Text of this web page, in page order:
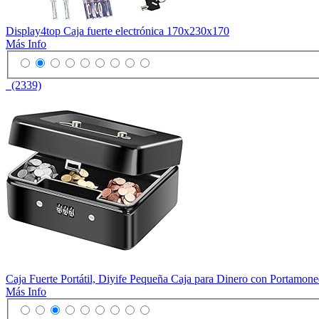
Display4top Caja fuerte electrónica 170x230x170
Más Info
(2339)
Caja Fuerte Portátil, Diyife Pequeña Caja para Dinero con
Más Info